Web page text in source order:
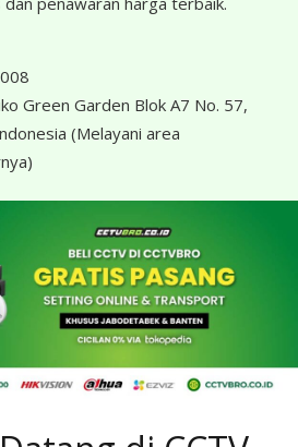
Green Garden Blok A7 No. 57,
(Melayani area